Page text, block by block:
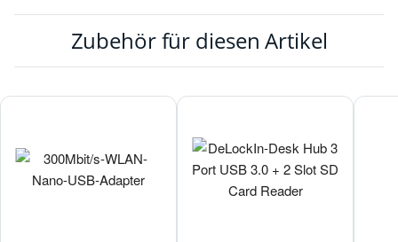
Zubehör für diesen Artikel